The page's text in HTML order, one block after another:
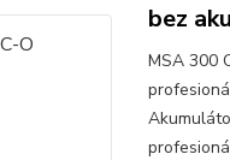
bez
MSA 300